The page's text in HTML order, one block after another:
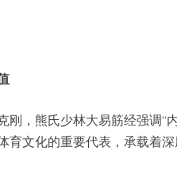
刚，熊氏少林大易筋经强调“
育文化的重要代表，承载着深